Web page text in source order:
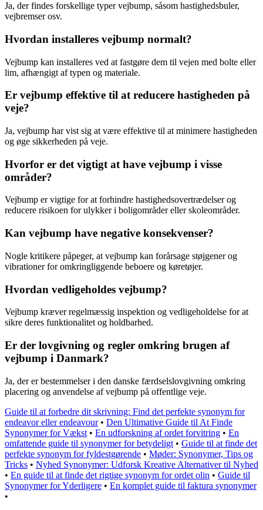
Ja, der findes forskellige typer vejbump, såsom hastighedsbuler,
vejbremser osv.
Hvordan installeres vejbump normalt?
Vejbump kan installeres ved at fastgøre dem til vejen med bolte eller
lim, afhængigt af typen og materiale.
Er vejbump effektive til at reducere hastigheden på
veje?
Ja, vejbump har vist sig at være effektive til at minimere hastigheden
og øge sikkerheden på veje.
Hvorfor er det vigtigt at have vejbump i visse
områder?
Vejbump er vigtige for at forhindre hastighedsovertrædelser og
reducere risikoen for ulykker i boligområder eller skoleområder.
Kan vejbump have negative konsekvenser?
Nogle kritikere påpeger, at vejbump kan forårsage støjgener og
vibrationer for omkringliggende beboere og køretøjer.
Hvordan vedligeholdes vejbump?
Vejbump kræver regelmæssig inspektion og vedligeholdelse for at
sikre deres funktionalitet og holdbarhed.
Er der lovgivning og regler omkring brugen af
vejbump i Danmark?
Ja, der er bestemmelser i den danske færdselslovgivning omkring
placering og anvendelse af vejbump på offentlige veje.
Guide til at forbedre dit skrivning: Find det perfekte synonym for
endeavor eller endeavour• Den Ultimative Guide til At Finde
Synonymer for Vækst • En udforskning af ordet forvitring • En
omfattende guide til synonymer for betydeligt • Guide til at finde det
perfekte synonym for fyldestgørende • Møder: Synonymer, Tips og
Tricks • Nyhed Synonymer: Udforsk Kreative Alternativer til Nyhed
• En guide til at finde det rigtige synonym for ordet olin • Guide til
Synonymer for Yderligere • En komplet guide til faktura synonymer
•